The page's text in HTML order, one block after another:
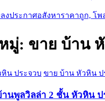
ลงประกาศอสังหาราคาถูก,
มู่: ขาย บ้าน
น ประจวบ ขาย บ้าน หัวหิน
นพูลวิลล่า 2 ชั้น หัวหิน ปร